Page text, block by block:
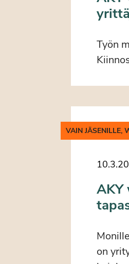
Työn
VAIN JÄSENILLE,
AKY
on